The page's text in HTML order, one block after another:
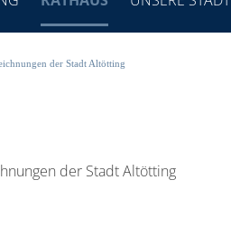
der Stadt Altötting
der Stadt Altötting